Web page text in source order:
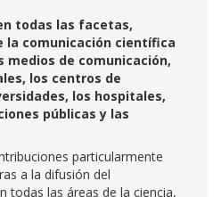
todas las facetas,
la comunicación científica
medios de comunicación,
los centros de
los hospitales,
públicas y las
particularmente
a la difusión del
todas las áreas de la ciencia,